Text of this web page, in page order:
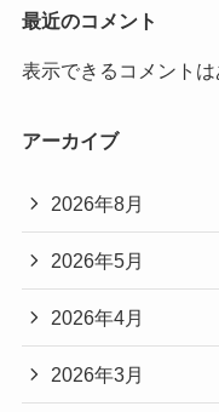
最近のコメント
表示できるコメントは
アーカイブ
2026年8月
2026年5月
2026年4月
2026年3月